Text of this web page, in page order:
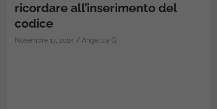
ricordare all’inserimento del
codice
Novembre 17, 2024 Angelica G.